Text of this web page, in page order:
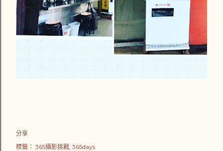
分享
標籤： 365攝影挑戰 365days